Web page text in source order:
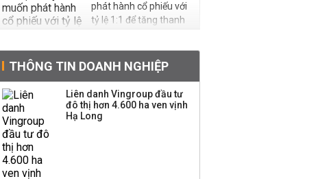
phát hành cổ phiếu với
tỷ lệ 1:1 để tăng thanh
Quy hoạch 4 khu lấn
biển ở Phú Quốc
THÔNG TIN DOANH NGHIỆP
Liên danh Vingroup đầu tư
đô thị hơn 4.600 ha ven vịnh
Hạ Long